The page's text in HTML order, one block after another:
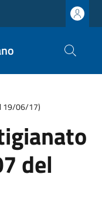
19/06/17)
del